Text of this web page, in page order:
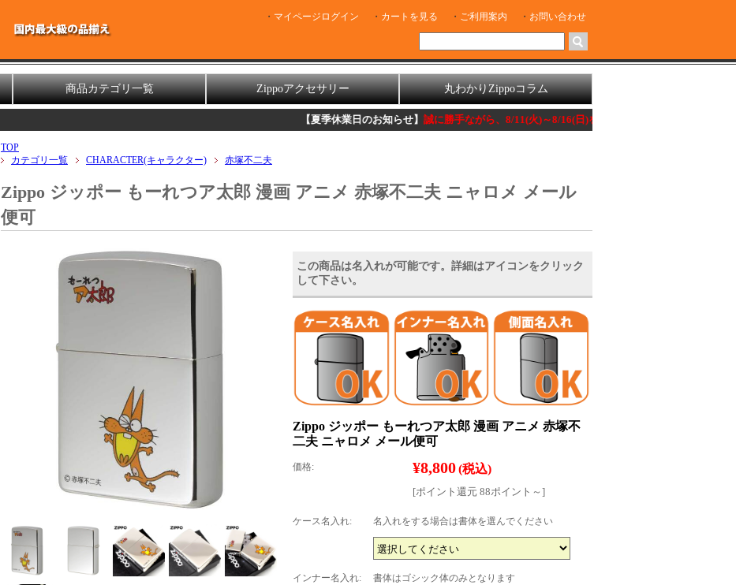
マイページログイン カートを見る ご利用案内 お問い合わせ
商品カテゴリ一覧 Zippoアクセサリー 丸わかりZippoコラム
【夏季休業日のお知らせ】 誠に勝手ながら、8/11(火)～8/16(日)を休業とさせて頂きます。
TOP
カテゴリ一覧
CHARACTER(キャラクター) 赤塚不二夫
Zippo ジッポー もーれつア太郎 漫画 アニメ 赤塚不二夫 ニャロメ メール
便可
この商品は名入れが可能です。詳細はアイコンをクリック
して下さい。
Zippo ジッポー もーれつア太郎 漫画 アニメ 赤塚不
二夫 ニャロメ メール便可
価格: ¥8,800(税込)
[ポイント還元 88ポイント～]
ケース名入れ: 名入れをする場合は書体を選んでください
インナー名入れ: 書体はゴシック体のみとなります